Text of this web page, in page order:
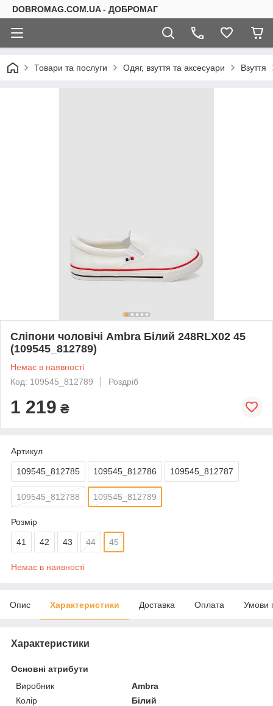
DOBROMAG.COM.UA - ДОБРОМАГ
Товари та послуги Одяг, взуття та аксесуари Взуття
Сліпони чоловічі Ambra Білий 248RLX02 45
(109545_812789)
Немає в наявності
Код: 109545_812789
Роздріб
1 219 ₴
Артикул
109545_812785 109545_812786 109545_812787
109545_812788 109545_812789
Розмір
41 42 43 44 45
Немає в наявності
Опис Характеристики Доставка Оплата Умови
Характеристики
Основні атрибути
Виробник
Ambra
Колір
Білий